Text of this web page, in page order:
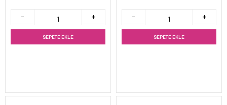
SEPETE EKLE SEPETE EKLE